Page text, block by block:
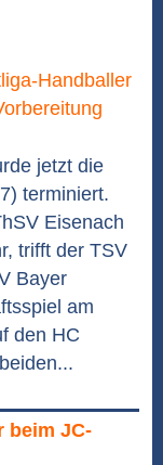
jetzt die
terminiert.
Eisenach
trifft der TSV
Bayer
am
den HC
beim JC-